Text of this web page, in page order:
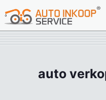
auto